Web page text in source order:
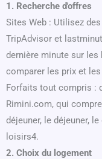
1. Recherche d'offres
Sites Web : Utilisez
TripAdvisor et
dernière minute sur
comparer les prix et
Forfaits tout compris :
Rimini.com, qui
déjeuner, le déjeuner,
loisirs4.
2. Choix du logement